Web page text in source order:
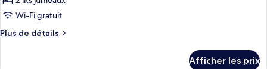
de
chambre :
Suite
Wi-Fi gratuit
Plus de détails
Plus
Afficher les prix